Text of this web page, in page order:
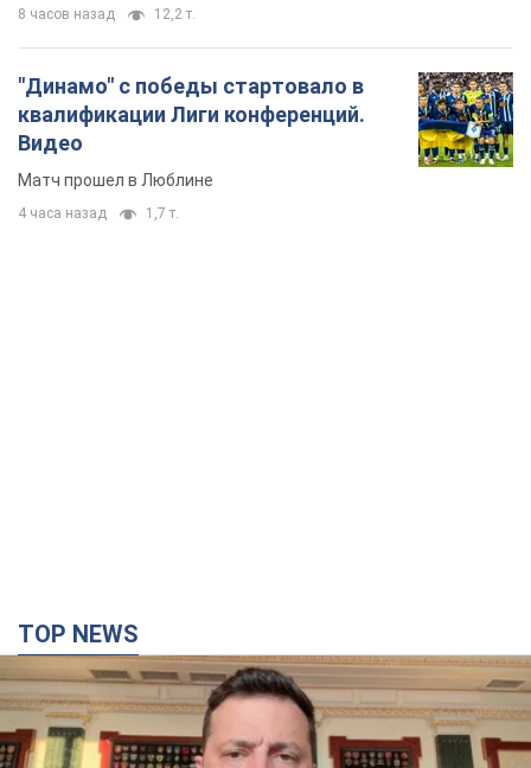
8 часов назад 12,2 т.
"Динамо" с победы стартовало в
квалификации Лиги конференций.
Видео
Матч прошел в Люблине
4 часа назад 1,7 т.
TOP NEWS